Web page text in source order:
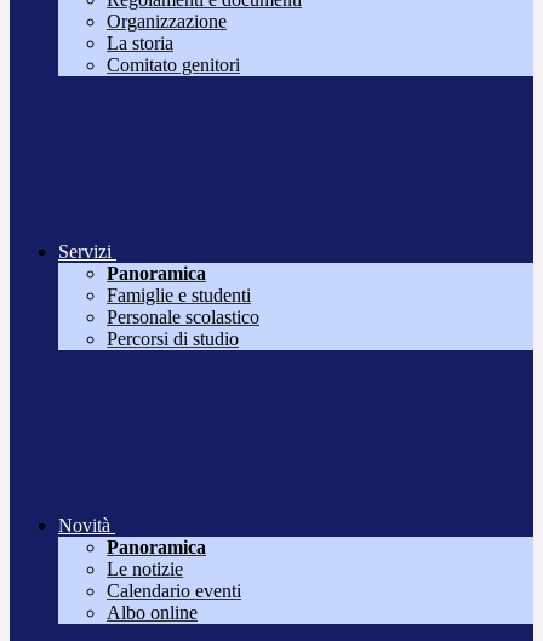
Organizzazione
La storia
Comitato genitori
Servizi
Panoramica
Famiglie e studenti
Personale scolastico
Percorsi di studio
Novità
Panoramica
Le notizie
Calendario eventi
Albo online